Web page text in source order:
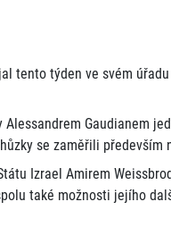
tento týden ve svém
Alessandrem Gaudianem
se zaměřili
Izrael Amirem
také možnosti jejího